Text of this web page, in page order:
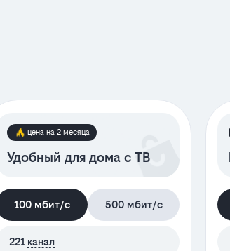
цена на 2 месяца
Удобный для дома с ТВ
100 мбит/с 500 мбит/с
221 канал